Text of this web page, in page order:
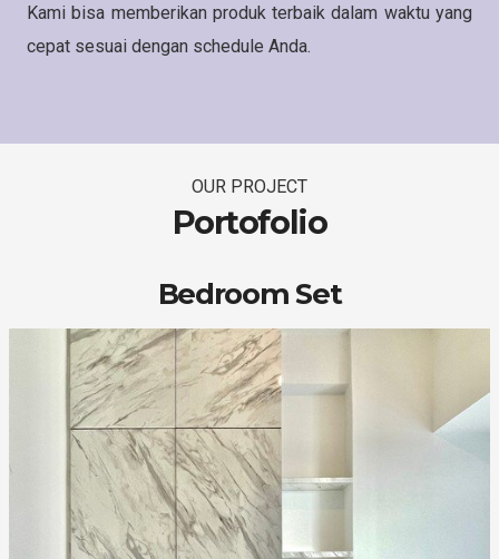
Kami bisa memberikan produk terbaik dalam waktu yang
cepat sesuai dengan schedule Anda.
OUR PROJECT
Portofolio
Bedroom Set